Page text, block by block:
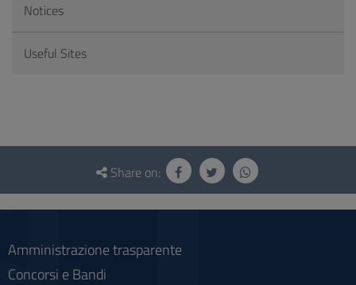
Notices
Useful Sites
Questionnaire
social
Share on:
Amministrazione trasparente
Concorsi e Bandi